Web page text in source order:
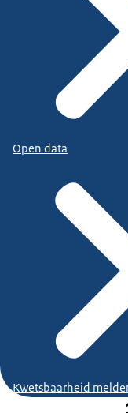
Open data
Kwetsbaarheid